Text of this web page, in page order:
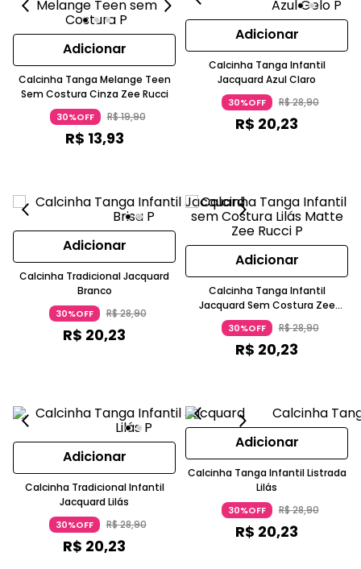
Adicionar
Calcinha Tanga Melange Teen
Sem Costura Cinza Zee Rucci
30%OFF R$19,90
R$ 13,93
Adicionar
Calcinha Tanga Infantil
Jacquard Azul Claro
30%OFF R$28,90
R$ 20,23
Adicionar
Calcinha Tradicional Jacquard
Branco
30%OFF R$28,90
R$ 20,23
Adicionar
Calcinha Tanga Infantil
Jacquard Sem Costura Zee
Rucci
30%OFF R$28,90
R$ 20,23
Adicionar
Calcinha Tradicional Infantil
Jacquard Lilás
30%OFF R$28,90
R$ 20,23
Adicionar
Calcinha Tanga Infantil Listrada
Lilás
30%OFF R$28,90
R$ 20,23